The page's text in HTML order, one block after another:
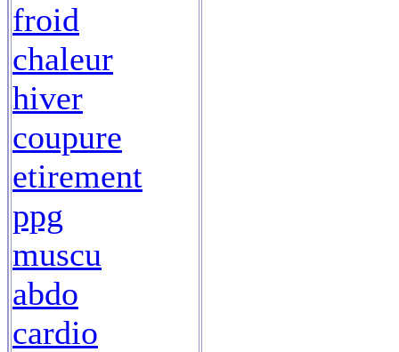
froid
chaleur
hiver
coupure
etirement
ppg
muscu
abdo
cardio